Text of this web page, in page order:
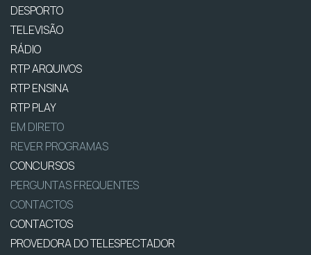
DESPORTO
TELEVISÃO
RÁDIO
RTP ARQUIVOS
RTP ENSINA
RTP PLAY
EM DIRETO
REVER PROGRAMAS
CONCURSOS
PERGUNTAS FREQUENTES
CONTACTOS
CONTACTOS
PROVEDORA DO TELESPECTADOR